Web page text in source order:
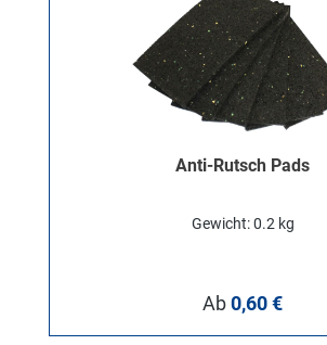
Anti-Rutsch Pads
Gewicht: 0.2 kg
Regulärer Preis:
Ab0,60 €